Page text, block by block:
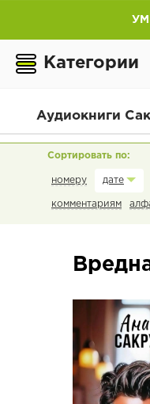
Категории
Аудиокниги
номеру дате
комментариям